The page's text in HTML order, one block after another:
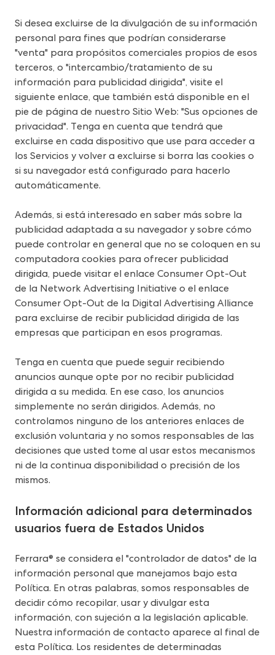
Si desea excluirse de la divulgación de su información
personal para fines que podrían considerarse
"venta" para propósitos comerciales propios de esos
terceros, o "intercambio/tratamiento de su
información para publicidad dirigida", visite el
siguiente enlace, que también está disponible en el
pie de página de nuestro Sitio Web: "Sus opciones de
privacidad". Tenga en cuenta que tendrá que
excluirse en cada dispositivo que use para acceder a
los Servicios y volver a excluirse si borra las cookies o
si su navegador está configurado para hacerlo
automáticamente.
Además, si está interesado en saber más sobre la
publicidad adaptada a su navegador y sobre cómo
puede controlar en general que no se coloquen en su
computadora cookies para ofrecer publicidad
dirigida, puede visitar el enlace Consumer Opt-Out
de la Network Advertising Initiative o el enlace
Consumer Opt-Out de la Digital Advertising Alliance
para excluirse de recibir publicidad dirigida de las
empresas que participan en esos programas.
Tenga en cuenta que puede seguir recibiendo
anuncios aunque opte por no recibir publicidad
dirigida a su medida. En ese caso, los anuncios
simplemente no serán dirigidos. Además, no
controlamos ninguno de los anteriores enlaces de
exclusión voluntaria y no somos responsables de las
decisiones que usted tome al usar estos mecanismos
ni de la continua disponibilidad o precisión de los
mismos.
Información adicional para determinados
usuarios fuera de Estados Unidos
Ferrara® se considera el "controlador de datos" de la
información personal que manejamos bajo esta
Política. En otras palabras, somos responsables de
decidir cómo recopilar, usar y divulgar esta
información, con sujeción a la legislación aplicable.
Nuestra información de contacto aparece al final de
esta Política. Los residentes de determinadas